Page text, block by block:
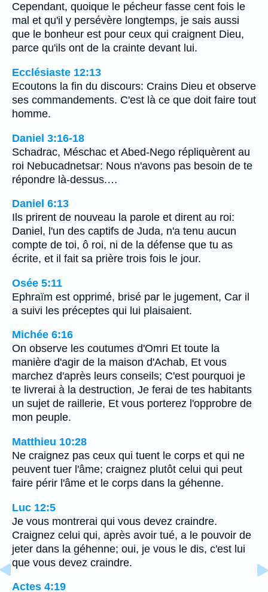
Cependant, quoique le pécheur fasse cent fois le
mal et qu'il y persévère longtemps, je sais aussi
que le bonheur est pour ceux qui craignent Dieu,
parce qu'ils ont de la crainte devant lui.
Ecclésiaste 12:13
Ecoutons la fin du discours: Crains Dieu et observe
ses commandements. C'est là ce que doit faire tout
homme.
Daniel 3:16-18
Schadrac, Méschac et Abed-Nego répliquèrent au
roi Nebucadnetsar: Nous n'avons pas besoin de te
répondre là-dessus.…
Daniel 6:13
Ils prirent de nouveau la parole et dirent au roi:
Daniel, l'un des captifs de Juda, n'a tenu aucun
compte de toi, ô roi, ni de la défense que tu as
écrite, et il fait sa prière trois fois le jour.
Osée 5:11
Ephraïm est opprimé, brisé par le jugement, Car il
a suivi les préceptes qui lui plaisaient.
Michée 6:16
On observe les coutumes d'Omri Et toute la
manière d'agir de la maison d'Achab, Et vous
marchez d'après leurs conseils; C'est pourquoi je
te livrerai à la destruction, Je ferai de tes habitants
un sujet de raillerie, Et vous porterez l'opprobre de
mon peuple.
Matthieu 10:28
Ne craignez pas ceux qui tuent le corps et qui ne
peuvent tuer l'âme; craignez plutôt celui qui peut
faire périr l'âme et le corps dans la géhenne.
Luc 12:5
Je vous montrerai qui vous devez craindre.
Craignez celui qui, après avoir tué, a le pouvoir de
jeter dans la géhenne; oui, je vous le dis, c'est lui
que vous devez craindre.
Actes 4:19